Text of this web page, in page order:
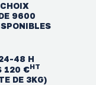
9600
48 H
120 €HT
DE 3KG)